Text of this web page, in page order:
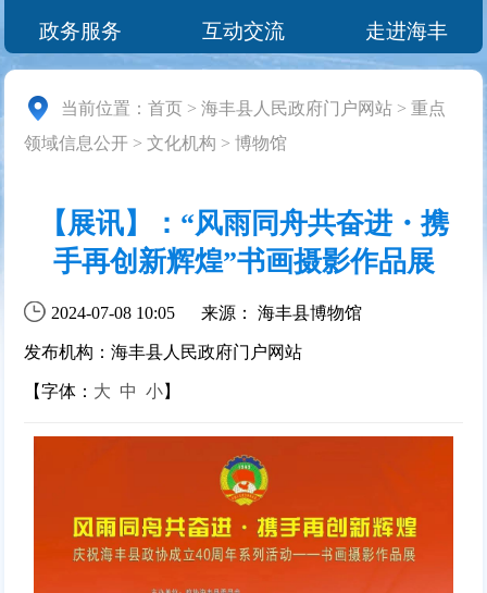
政务服务
互动交流 走进海丰
当前位置：首页 >海丰县人民政府门户网站 >重点
领域信息公开 >文化机构 >博物馆
【展讯】：“风雨同舟共奋进・携
手再创新辉煌”书画摄影作品展
2024-07-08 10:05 来源： 海丰县博物馆
发布机构：海丰县人民政府门户网站
【字体： 大 中 小】